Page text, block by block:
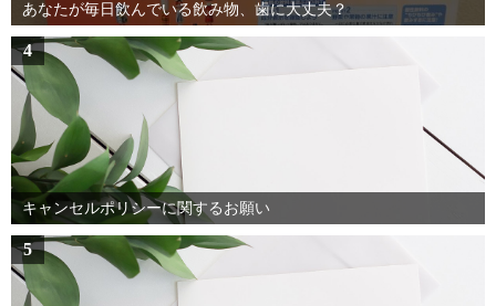
あなたが毎日飲んでいる飲み物、歯に大丈夫？
4
キャンセルポリシーに関するお願い
5